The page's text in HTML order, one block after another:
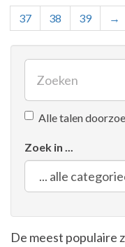
37
38 39 →
Alle talen
Zoek in ...
De meest populaire